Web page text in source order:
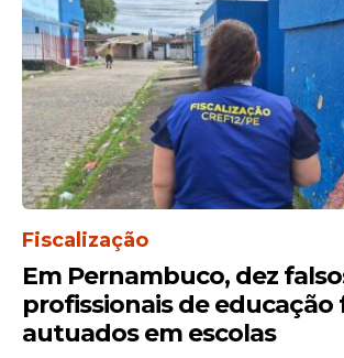
quem cuida da cidade
cuidado. Como é o caso de
trabalhadores que fazem o
acontecer todos os dias e que
que chegaram ao limite no dia
Fiscalização
Em Pernambuco, dez
profissionais de educação
autuados em escolas